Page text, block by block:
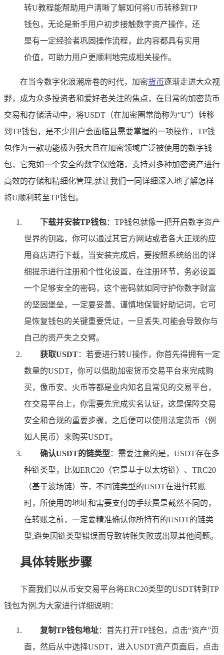
转U教程能帮助用户清晰了解如何将U币转移到TP
钱包，无论是新手用户初步接触数字资产操作，还
是有一定经验者巩固操作流程，此内容都具有实用
价值，可助力用户更顺利地完成相关操作。
在当今数字化浪潮席卷的时代，加密货币逐渐走进大众视
野，成为众多投资者和爱好者关注的焦点，在日常的加密货币
交易和存储活动中，将USDT（在加密圈常简称为“U”）转移
到TP钱包，是不少用户会面临且需要掌握的一项操作，TP钱
包作为一款功能极为强大且在加密领域广泛被使用的数字钱
包，它宛如一个安全的数字保险箱，支持对多种加密资产进行
高效的存储和精细化管理,就让我们一同详细深入地了解怎样
将U顺利转至TP钱包。
下载并安装TP钱包：TP钱包就像一把开启数字资产
世界的钥匙，你可以通过其官方网站或者各大正规的应
用商店进行下载，当安装完成后，要按照系统给出的详
细提示进行注册和个性化设置，在注册环节，务必设置
一个足够安全的密码，这个密码就如同守护你数字财富
的坚固堡垒，一定要妥善、谨慎地保管好助记词，它可
是恢复钱包的关键重要凭证，一旦丢失,可能会导致你与
自己的资产失之交臂。
获取USDT：若要进行转U操作，你首先得拥有一定
数量的USDT，你可以借助加密货币交易平台来完成购
买，像币安、火币等都是业内知名且常见的交易平台，
在交易平台上，你需要先完成实名认证，这是保障交易
安全和合规的重要步骤，之后便可以使用法定货币（例
如人民币）来购买USDT。
确认USDT的链类型 ：需要注意的是，USDT存在多
种链类型，比如ERC20（它是基于以太坊链）、TRC20
（基于波场链）等，不同链类型的USDT在进行转账
时，所使用的地址和需要支付的手续费是截然不同的，
在转账之前，一定要精准确认你所持有的USDT的链类
型,避免因链类型错误而导致转账失败或出现其他问题。
具体转账步骤
下面我们以从币安交易平台将ERC20类型的USDT转到TP
钱包为例,为大家进行详细说明：
复制TP钱包地址：首先打开TP钱包，点击“资产”页
面，然后从中选择USDT，进入USDT资产页面后，点击